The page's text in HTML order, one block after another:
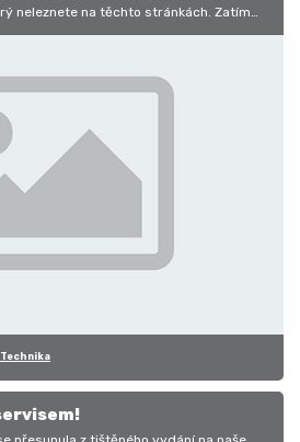
neleznete na těchto stránkách. Zatím
Technika